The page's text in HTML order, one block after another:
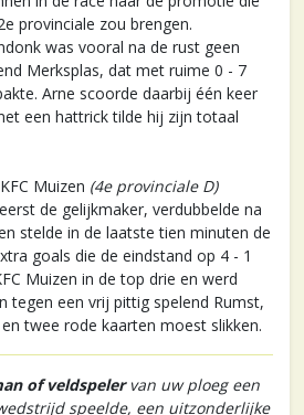
provinciale zou brengen.
was vooral na de rust geen
Merksplas, dat met ruime 0 - 7
Arne scoorde daarbij één keer
een hattrick tilde hij zijn totaal
Muizen (4e provinciale D)
de gelijkmaker, verdubbelde na
stelde in de laatste tien minuten de
goals die de eindstand op 4 - 1
Muizen in de top drie en werd
tegen een vrij pittig spelend Rumst,
twee rode kaarten moest slikken.
of veldspelervan uw ploeg een
speelde, een uitzonderlijke